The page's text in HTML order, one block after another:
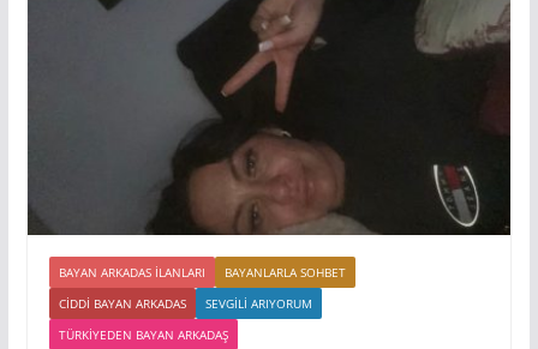
BAYAN ARKADAS ILANLARI
BAYANLARLA SOHBET
CIDDI BAYAN ARKADAS
SEVGILI ARIYORUM
TÜRKIYEDEN BAYAN ARKADAŞ